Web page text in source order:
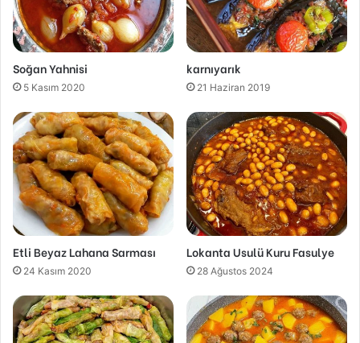
Soğan Yahnisi
5 Kasım 2020
karnıyarık
21 Haziran 2019
Etli Beyaz Lahana Sarması
24 Kasım 2020
Lokanta Usulü Kuru Fasulye
28 Ağustos 2024